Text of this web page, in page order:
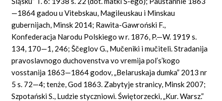
—1864 gadou u Vitebskau, Magileuskau i Minskau
gubernijach, Minsk 2014; Rawita-Gawroński F.,
Konfederacja Narodu Polskiego w r. 1876, P.—W. 1919 s.
134, 170—1, 246; Ščeglov G., Mučeniki i mučiteli. Stradanija
pravoslavnogo duchovenstva vo vremija pol’s’kogo
vosstanija 1863—1864 godov, „Belaruskaja dumka” 2013 nr
5 s. 72—4; tenże, God 1863. Zabytyje stranicy, Minsk 2007;
Szpotański S., Ludzie styczniowi. Świętorzecki, „Kur. Warsz.”